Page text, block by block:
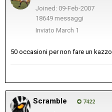
Joined: 09-Feb-2007
18649 messaggi
Inviato March 1
50 occasioni per non fare un kazzo.
Scramble 7422